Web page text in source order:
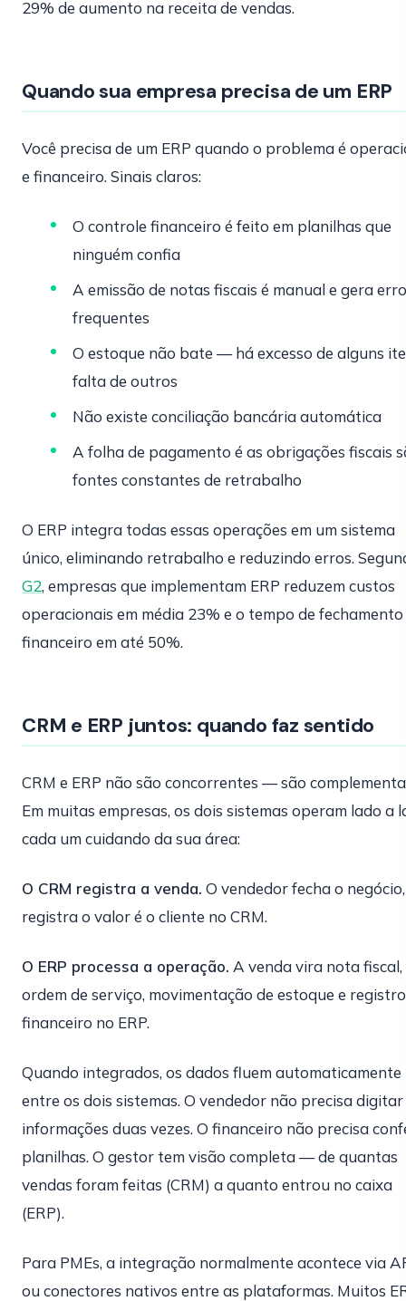
29% de aumento na receita de vendas.
Quando sua empresa precisa de um ERP
Você precisa de um ERP quando o problema é
e financeiro. Sinais claros:
O controle financeiro é feito em planilhas que
ninguém confia
A emissão de notas fiscais é manual e gera
frequentes
O estoque não bate — há excesso de alguns
falta de outros
Não existe conciliação bancária automática
A folha de pagamento é as obrigações fiscais
fontes constantes de retrabalho
O ERP integra todas essas operações em um sistema
único, eliminando retrabalho e reduzindo erros.
G2, empresas que implementam ERP reduzem custos
operacionais em média 23% e o tempo de fechamento
financeiro em até 50%.
CRM e ERP juntos: quando faz sentido
CRM e ERP não são concorrentes — são
Em muitas empresas, os dois sistemas operam lado a
cada um cuidando da sua área:
O CRM registra a venda. O vendedor fecha o negócio,
registra o valor é o cliente no CRM.
O ERP processa a operação. A venda vira nota fiscal,
ordem de serviço, movimentação de estoque e registro
financeiro no ERP.
Quando integrados, os dados fluem automaticamente
entre os dois sistemas. O vendedor não precisa digitar
informações duas vezes. O financeiro não precisa
planilhas. O gestor tem visão completa — de quantas
vendas foram feitas (CRM) a quanto entrou no caixa
(ERP).
Para PMEs, a integração normalmente acontece via
ou conectores nativos entre as plataformas. Muitos